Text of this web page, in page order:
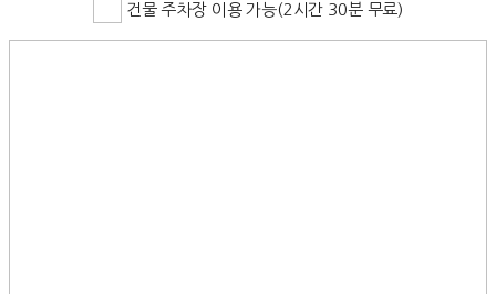
건물 주차장 이용 가능(2시간 30분 무료)